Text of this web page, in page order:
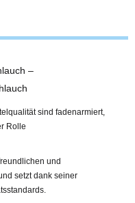
–
sind fadenarmiert,
Rolle
und
setzt dank seiner